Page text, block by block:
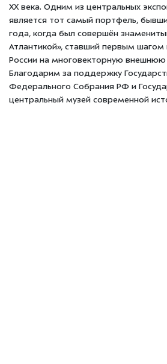
XX века. Одним из центральных
является тот самый портфель,
года, когда был совершён
Атлантикой», ставший первым шагом
России на многовекторную внешнюю
Благодарим за поддержку
Федерального Собрания РФ и
центральный музей современной